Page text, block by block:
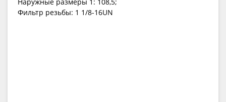
Фильтр резьбы: 1 1/8-16UN